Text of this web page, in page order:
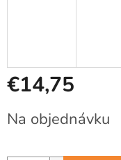
€14,75
cena:
Na objednávku